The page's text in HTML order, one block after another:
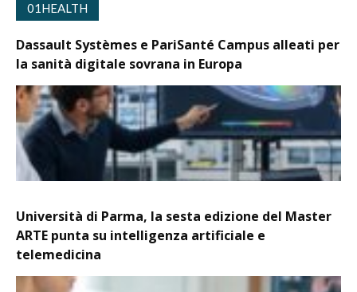
01HEALTH
Dassault Systèmes e PariSanté Campus alleati per
la sanità digitale sovrana in Europa
Università di Parma, la sesta edizione del Master
ARTE punta su intelligenza artificiale e
telemedicina